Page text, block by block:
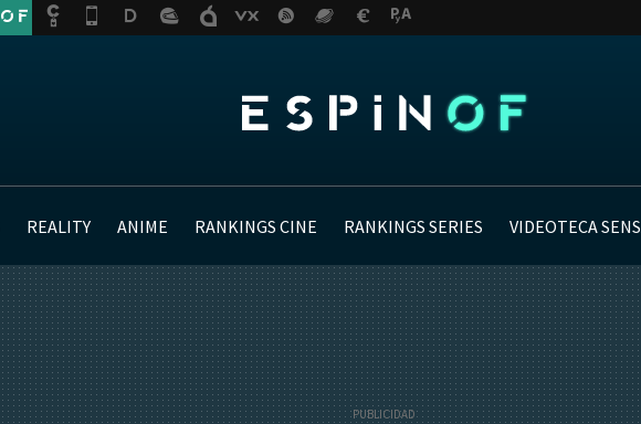
REALITY ANIME RANKINGS CINE RANKINGS SERIES VIDEOTECA